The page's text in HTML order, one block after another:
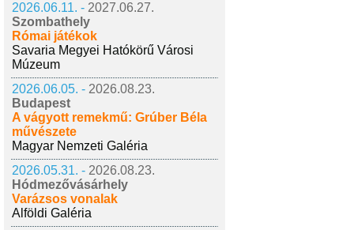
2026.06.11. - 2027.06.27.
Szombathely
Római játékok
Savaria Megyei Hatókörű Városi
Múzeum
2026.06.05. - 2026.08.23.
Budapest
A vágyott remekmű: Grúber Béla
művészete
Magyar Nemzeti Galéria
2026.05.31. - 2026.08.23.
Hódmezővásárhely
Varázsos vonalak
Alföldi Galéria